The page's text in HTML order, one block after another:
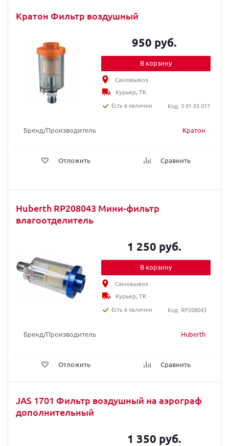
Кратон Фильтр воздушный
Бренд/Производитель Кратон
Отложить Сравнить
950 руб.
В корзину
Самовывоз
Курьер, ТК
Есть в наличии
Код: 3 01 03 017
Huberth RP208043 Мини-фильтр
влагоотделитель
Бренд/Производитель Huberth
Отложить Сравнить
1 250 руб.
В корзину
Самовывоз
Курьер, ТК
Есть в наличии
Код: RP208043
JAS 1701 Фильтр воздушный на аэрограф
дополнительный
1 350 руб.